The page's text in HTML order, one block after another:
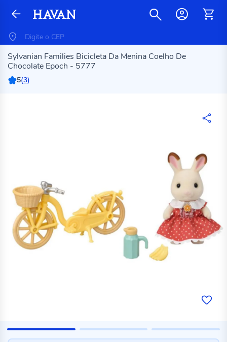
Sylvanian Families Bicicleta Da Menina Coelho De
Chocolate Epoch - 5777
5(3)